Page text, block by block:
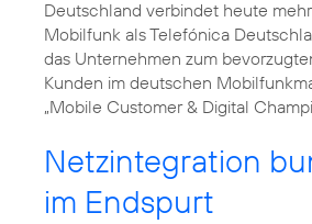
Deutschland verbindet heute
Mobilfunk als Telefónica
das Unternehmen zum
Kunden im deutschen
„Mobile Customer & Digital
Netzintegration
im Endspurt